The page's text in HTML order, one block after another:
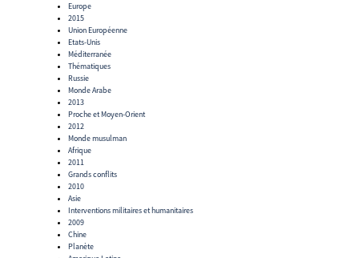
Europe
2015
Union Européenne
Etats-Unis
Méditerranée
Thématiques
Russie
Monde Arabe
2013
Proche et Moyen-Orient
2012
Monde musulman
Afrique
2011
Grands conflits
2010
Asie
Interventions militaires et humanitaires
2009
Chine
Planète